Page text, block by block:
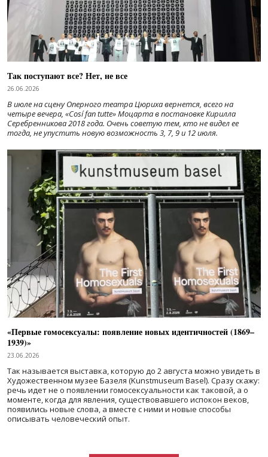
Так поступают все? Нет, не все
26.06.2026
В июле на сцену Оперного театра Цюриха вернется, всего на
четыре вечера, «Cosí fan tutte» Моцарта в постановке Кирилла
Серебренникова 2018 года. Очень советую тем, кто не видел ее
тогда, не упустить новую возможность 3, 7, 9 и 12 июля.
«Первые гомосексуалы: появление новых идентичностей (1869–
1939)»
23.06.2026
Так называется выставка, которую до 2 августа можно увидеть в
Художественном музее Базеля (Kunstmuseum Basel). Сразу скажу:
речь идет не о появлении гомосексуальности как таковой, а о
моменте, когда для явления, существовавшего испокон веков,
появились новые слова, а вместе с ними и новые способы
описывать человеческий опыт.